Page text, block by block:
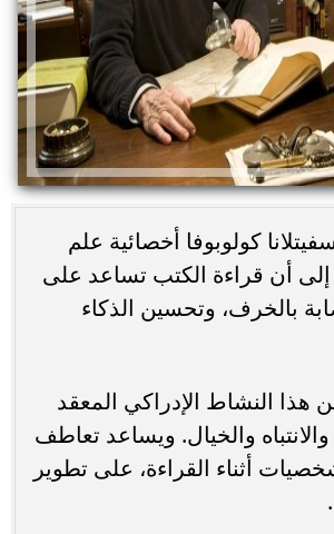
كولوبوفا أخصائية علم
أن قراءة الكتب تساعد على
بالخرف، وتحسين الذكاء
هذا النشاط الإدراكي المعقد
والانتباه والخيال. ويساعد تعاطف
أثناء القراءة، على تطوير